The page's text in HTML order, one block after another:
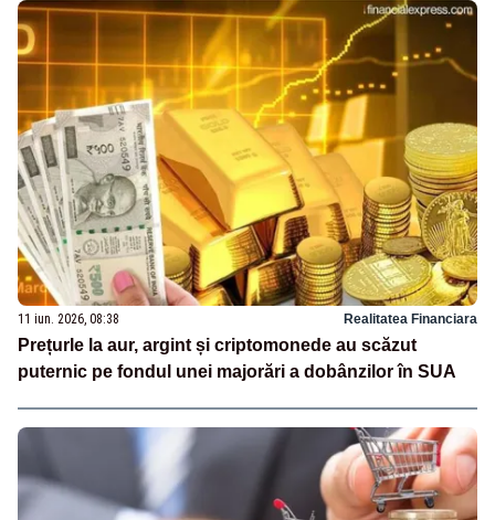
11 iun. 2026, 08:38 Realitatea Financiara
Prețurle la aur, argint și criptomonede au scăzut
puternic pe fondul unei majorări a dobânzilor în SUA